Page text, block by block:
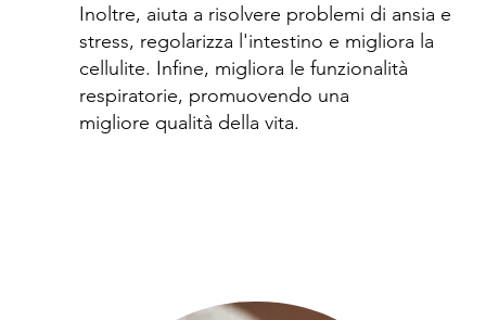
Inoltre, aiuta a risolvere problemi di ansia e
stress, regolarizza l'intestino e migliora la
cellulite. Infine, migliora le funzionalità
respiratorie, promuovendo una
migliore qualità della vita.